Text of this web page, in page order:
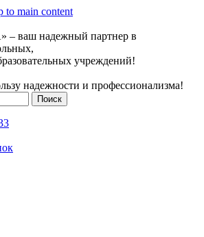
to main content
ваш надежный партнер в
учреждений!
надежности и профессионализма!
Поиск